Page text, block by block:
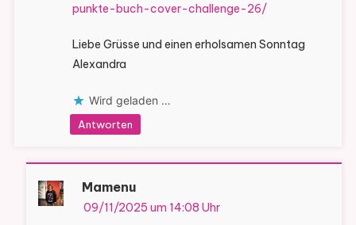
punkte-buch-cover-challenge-26/
Liebe Grüsse und einen erholsamen Sonntag
Alexandra
Wird geladen …
Antworten
Mamenu
09/11/2025 um 14:08 Uhr